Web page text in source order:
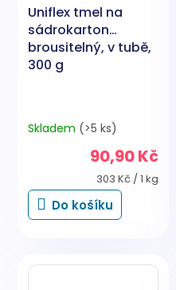
Uniflex tmel na
sádrokarton
brousitelný, v tubě,
300 g
Skladem (>5 ks)
90,90 Kč
Měrná
cena:
303 Kč / 1 kg
Do košíku